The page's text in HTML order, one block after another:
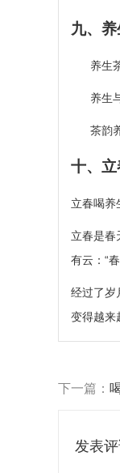
九、养
养生茶
养生与
茶韵养
十、立
立春喝养
立春是春
有云：“
经过了岁
变得越来
下一篇：
发表